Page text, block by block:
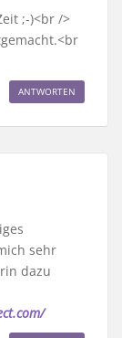
;-)<br />
ANTWORTEN
sehr
dazu